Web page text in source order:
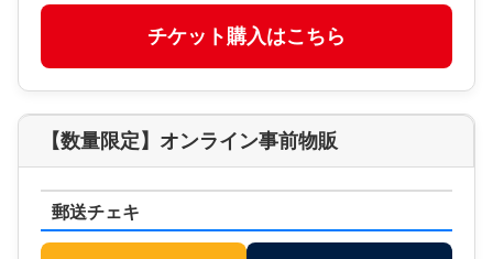
チケット購入はこちら
【数量限定】オンライン事前物販
郵送チェキ